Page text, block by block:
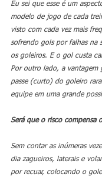
Eu sei que esse é um
modelo de jogo de cada
visto com cada vez mais
sofrendo gols por falhas na
os goleiros. E o gol custa
Por outro lado, a vantagem
passe (curto) do goleiro
equipe em uma grande
Será que o risco compensa
Sem contar as inúmeras
dia zagueiros, laterais e
por recuar, colocando o